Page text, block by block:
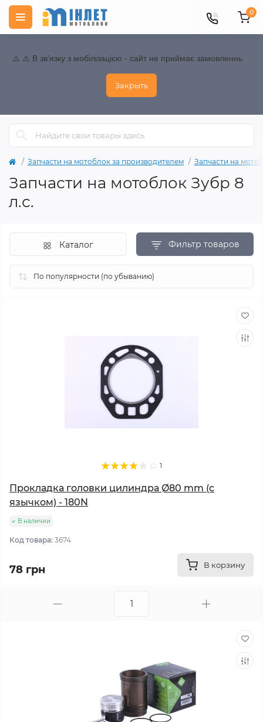
⚠️ ⚠️ В зв'язку з мобілізацією - сайт не приймає замовленнь
Закрыть
0
Запчасти на мотоблок за производителем Запчасти на
Запчасти на мотоблок Зубр 8
л.с.
Фильтр товаров
Каталог
1
Прокладка головки цилиндра Ø80 mm (с
язычком) - 180N
В наличии
Код товара: 3674
78 грн В корзину